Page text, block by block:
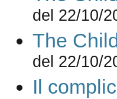
del 22/10/
The
del 22/10/
Il